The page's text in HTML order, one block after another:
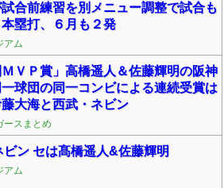
試合前練習を別メニュー調整で試合も
塁打、６月も２発
アム
ＶＰ賞」高橋遥人＆佐藤輝明の阪神
球団の同一コンビによる連続受賞は
大海と西武・ネビン
ースまとめ
ン セは髙橋遥人&佐藤輝明
アム